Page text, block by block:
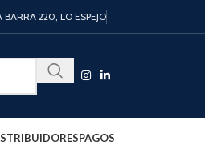
BARRA 220, LO ESPEJO
PAGOS